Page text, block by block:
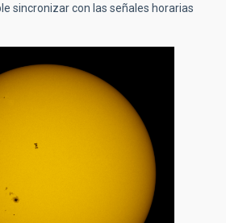
sincronizar con las señales horarias